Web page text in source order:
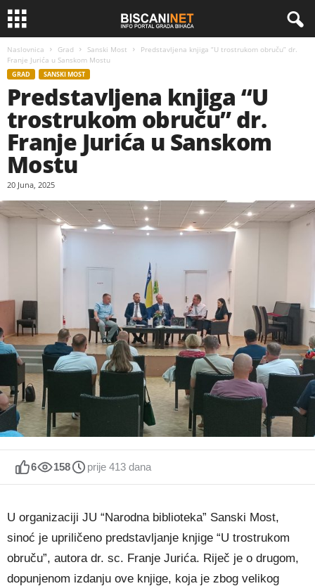
Naslovnica Grad Sanski Most
Predstavljena knjiga “U trostrukom obruču” dr.
Franje Jurića u Sanskom Mostu
GRAD SANSKI MOST
Predstavljena knjiga “U
trostrukom obruču” dr.
Franje Jurića u Sanskom
Mostu
20 Juna, 2025
6 158 prije 413 dana
U organizaciji JU “Narodna biblioteka” Sanski Most,
sinoć je upriličeno predstavljanje knjige “U trostrukom
obruču”, autora dr. sc. Franje Jurića. Riječ je o drugom,
dopunjenom izdanju ove knjige, koja je zbog velikog